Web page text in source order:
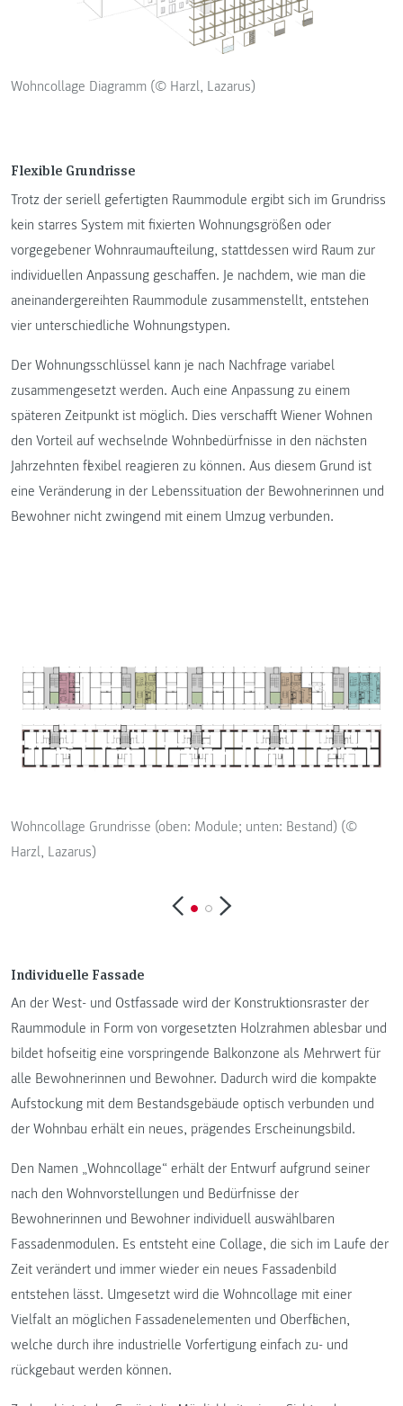
Wohncollage Diagramm (© Harzl, Lazarus)
Flexible Grundrisse
Trotz der seriell gefertigten Raummodule ergibt sich im Grundriss
kein starres System mit fixierten Wohnungsgrößen oder
vorgegebener Wohnraumaufteilung, stattdessen wird Raum zur
individuellen Anpassung geschaffen. Je nachdem, wie man die
aneinandergereihten Raummodule zusammenstellt, entstehen
vier unterschiedliche Wohnungstypen.
Der Wohnungsschlüssel kann je nach Nachfrage variabel
zusammengesetzt werden. Auch eine Anpassung zu einem
späteren Zeitpunkt ist möglich. Dies verschafft Wiener Wohnen
den Vorteil auf wechselnde Wohnbedürfnisse in den nächsten
Jahrzehnten flexibel reagieren zu können. Aus diesem Grund ist
eine Veränderung in der Lebenssituation der Bewohnerinnen und
Bewohner nicht zwingend mit einem Umzug verbunden.
Wohncollage Grundrisse (oben: Module; unten: Bestand) (©
Harzl, Lazarus)
Individuelle Fassade
An der West- und Ostfassade wird der Konstruktionsraster der
Raummodule in Form von vorgesetzten Holzrahmen ablesbar und
bildet hofseitig eine vorspringende Balkonzone als Mehrwert für
alle Bewohnerinnen und Bewohner. Dadurch wird die kompakte
Aufstockung mit dem Bestandsgebäude optisch verbunden und
der Wohnbau erhält ein neues, prägendes Erscheinungsbild.
Den Namen „Wohncollage“ erhält der Entwurf aufgrund seiner
nach den Wohnvorstellungen und Bedürfnisse der
Bewohnerinnen und Bewohner individuell auswählbaren
Fassadenmodulen. Es entsteht eine Collage, die sich im Laufe der
Zeit verändert und immer wieder ein neues Fassadenbild
entstehen lässt. Umgesetzt wird die Wohncollage mit einer
Vielfalt an möglichen Fassadenelementen und Oberflächen,
welche durch ihre industrielle Vorfertigung einfach zu- und
rückgebaut werden können.